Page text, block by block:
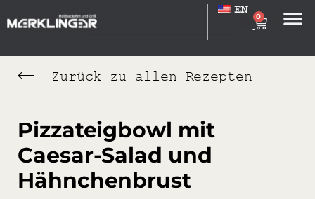
0
EN
Zurück zu allen Rezepten
Pizzateigbowl mit
Caesar-Salad und
Hähnchenbrust